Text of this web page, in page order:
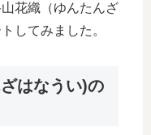
花織（ゆんたんざ
してみました。
はなうい)の